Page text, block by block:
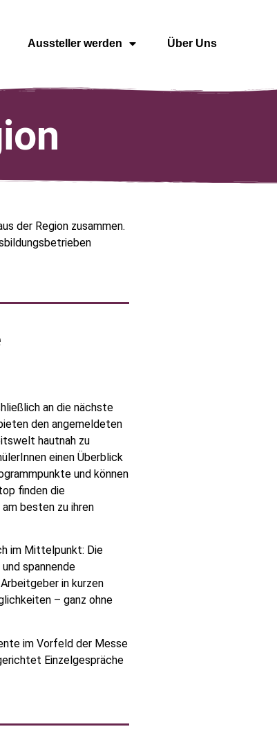
Aussteller werden Über Uns
der Region zusammen.
an die nächste
den angemeldeten
hautnah zu
einen Überblick
und können
finden die
besten zu ihren
im Mittelpunkt: Die
spannende
in kurzen
– ganz ohne
im Vorfeld der Messe
Einzelgespräche